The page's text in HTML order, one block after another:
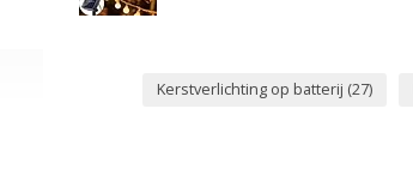
Kerstverlichting op batterij (27)